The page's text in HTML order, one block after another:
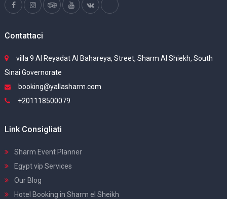
Contattaci
villa 9 Al Reyadat Al Bahareya, Street, Sharm Al Shiekh, South
Sinai Governorate
booking@yallasharm.com
+201118500079
Link Consigliati
Sharm Event Planner
Egypt vip Services
Our Blog
Hotel Booking in Sharm el Sheikh